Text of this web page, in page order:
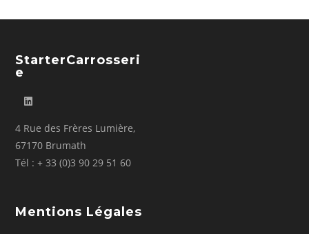
StarterCarrosseri
E
4 Rue des Frères Lumière,
67170 Brumath
Tél : + 33 (0)3 90 29 51 60
Mentions Légales